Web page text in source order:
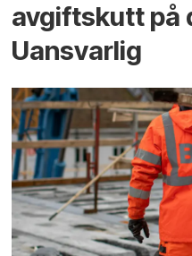
avgiftskutt på
Uansvarlig